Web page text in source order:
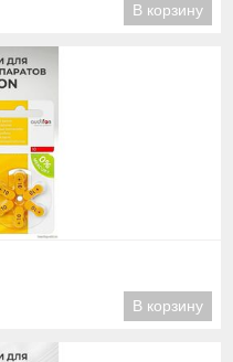
В корзину
В корзину